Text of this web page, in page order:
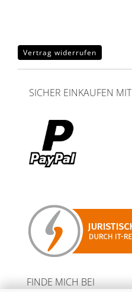
Vertrag widerrufen
SICHER EINKAUFEN MIT
FINDE MICH BEI